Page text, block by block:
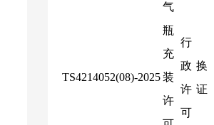
TS4214052(08)-2025
气
瓶
充
装
许
行
政
许
可
换
证